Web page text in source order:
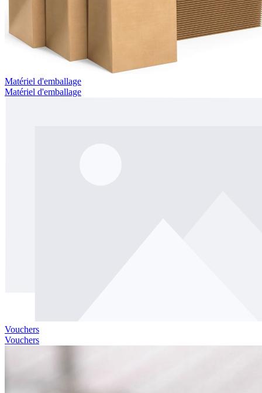
Matériel d'emballage
Matériel d'emballage
Vouchers
Vouchers